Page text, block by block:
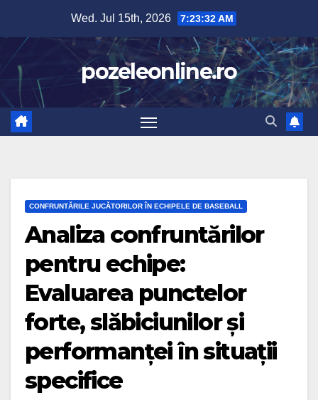
content
Wed. Jul 15th, 2026 7:23:33 AM
pozeleonline.ro
CONFRUNTĂRILE JUCĂTORILOR ÎN ECHIPELE DE BASEBALL
Analiza confruntărilor
pentru echipe:
Evaluarea punctelor
forte, slăbiciunilor și
performanței în situații
specifice